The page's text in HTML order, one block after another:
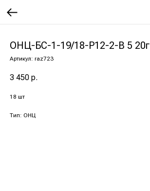
ОНЦ-БС-1-19/18-Р12-2-В 5 20г
Артикул: raz723
3 450 р.
18 шт
Тип: ОНЦ